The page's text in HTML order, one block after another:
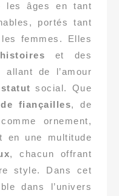
les âges en tant
portés tant
femmes. Elles
histoires et des
allant de l’amour
statut social. Que
fiançailles, de
ornement,
en une multitude
, chacun offrant
style. Dans cet
dans l’univers